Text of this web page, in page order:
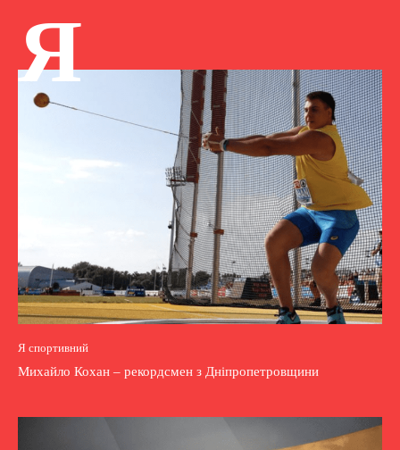
Я
Я спортивний
Михайло Кохан – рекордсмен з Дніпропетровщини